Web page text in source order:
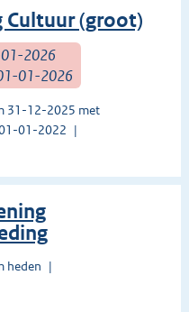
Cultuur (groot)
01-2026
01-2026
31-12-2025 met
01-2022
heden